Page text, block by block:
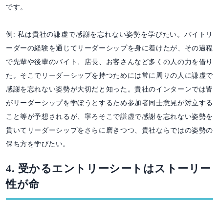
です。
例: 私は貴社の謙虚で感謝を忘れない姿勢を学びたい。バイトリ
ーダーの経験を通じてリーダーシップを身に着けたが、その過程
で先輩や後輩のバイト、店長、お客さんなど多くの人の力を借り
た。そこでリーダーシップを持つためには常に周りの人に謙虚で
感謝を忘れない姿勢が大切だと知った。貴社のインターンでは皆
がリーダーシップを学ぼうとするため参加者同士意見が対立する
こと等が予想されるが、寧ろそこで謙虚で感謝を忘れない姿勢を
貫いてリーダーシップをさらに磨きつつ、貴社ならではの姿勢の
保ち方を学びたい。
4. 受かるエントリーシートはストーリー
性が命